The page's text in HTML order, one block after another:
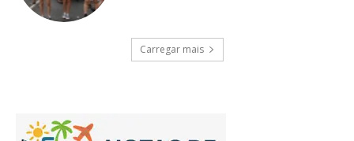
Carregar mais